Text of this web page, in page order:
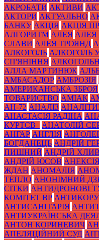
АКРОБАТИ АКТИВИ
АКТОРИ АКТУАЛЬНО
БАНКУ АКЦІЯ АКЦІЯ
АЛГОРИТМ АЛЕЯ АЛЕЯ
СЛАВИ АЛЕЯ ТРОЯНД
АЛКОГОЛЬ АЛКОГОЛЬ
СП'ЯНІННЯ
АЛЛА МАРТИНЮК
АМБАСАДОР АМБРОЗІЯ
АМЕРИКАНСЬКА ЗБРОЯ
ТОВАРИСТВО АМІАК
АН-72 АНАЛІЗ
АНАСТАСІЯ РАДІНА
КУРТЄВ_
АНАТОЛІЙ
АНГАР АНГЛІЯ
БОГДАНЕЦЬ АНДРІЙ
ПИШНИЙ АНДРІЙ
АНДРІЙ ЮСОВ АНЕКСІЯ
ЖДАН АНОМАЛІЯ
ТЕПЛО АНОНІМНИЙ
СІТКИ АНТИДРОНОВІ
КОМІТЕТ ВР
АНТИСАНІТАРІЯ
АНТИУКРАЇНСЬКА
АНТОН КОРИНЕВИЧ
АПЕЛЯЦІЙНИЙ СУД